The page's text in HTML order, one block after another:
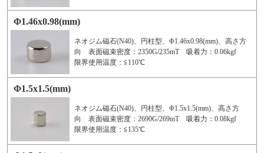
Φ1.46x0.98(mm)
ネオジム磁石(N40)、円柱型、Φ1.46x0.98(mm)、高さ方
向 表面磁束密度：2350G/235mT 吸着力：0.06kgf
限界使用温度：≦110℃
Φ1.5x1.5(mm)
ネオジム磁石(N40)、円柱型、Φ1.5x1.5(mm)、高さ方
向 表面磁束密度：2690G/269mT 吸着力：0.08kgf
限界使用温度：≦135℃